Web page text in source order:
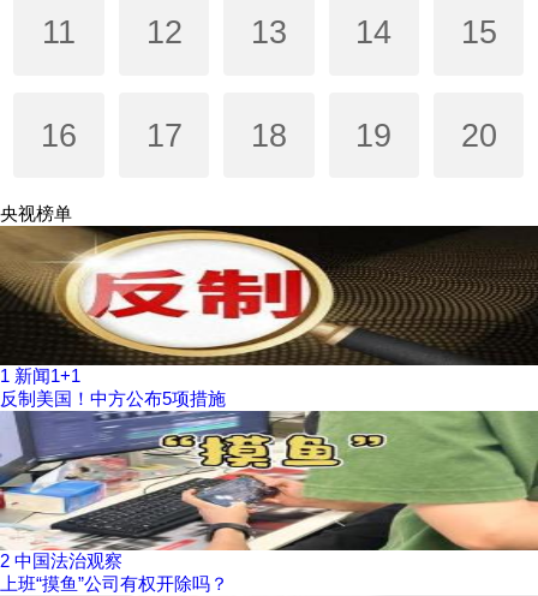
11 12 13 14 15
16 17 18 19 20
央视榜单
1 新闻1+1
反制美国！中方公布5项措施
2 中国法治观察
上班“摸鱼”公司有权开除吗？